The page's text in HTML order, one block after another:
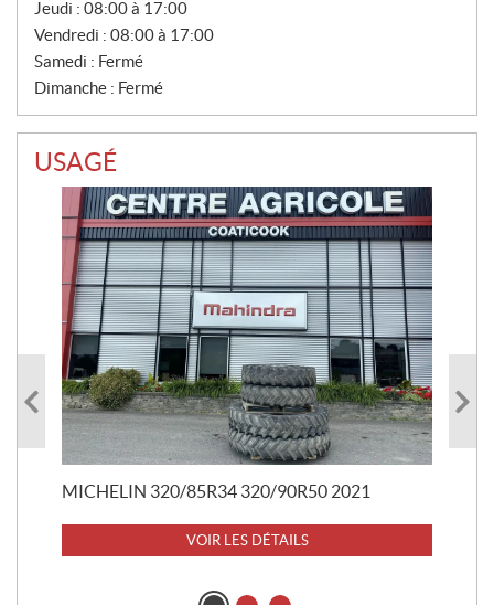
SJeudi : 08:00 à 17:00
Vendredi : 08:00 à 17:00
Samedi : Fermé
Dimanche : Fermé
USAGÉ
MICHELIN 320/85R34 320/90R50 2021
VOIR LES DÉTAILS
20